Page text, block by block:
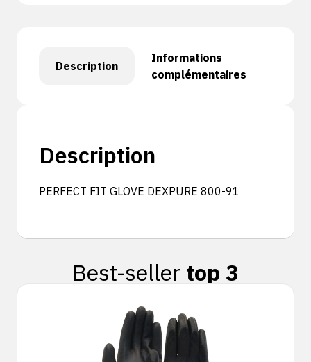
Description
Informations
complémentaires
Description
PERFECT FIT GLOVE DEXPURE 800-91
Best-seller top 3